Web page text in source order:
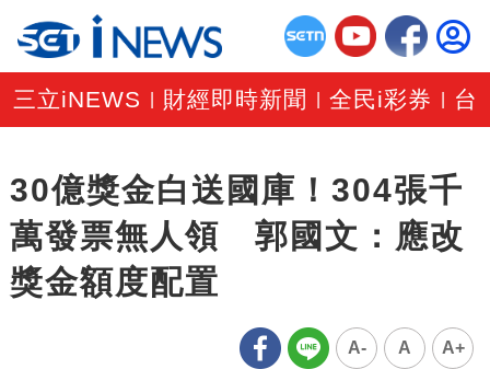
三立iNEWS 財經即時新聞 |全民i彩券 台
30億獎金白送國庫！304張千
萬發票無人領 郭國文：應改
獎金額度配置
A- A A+